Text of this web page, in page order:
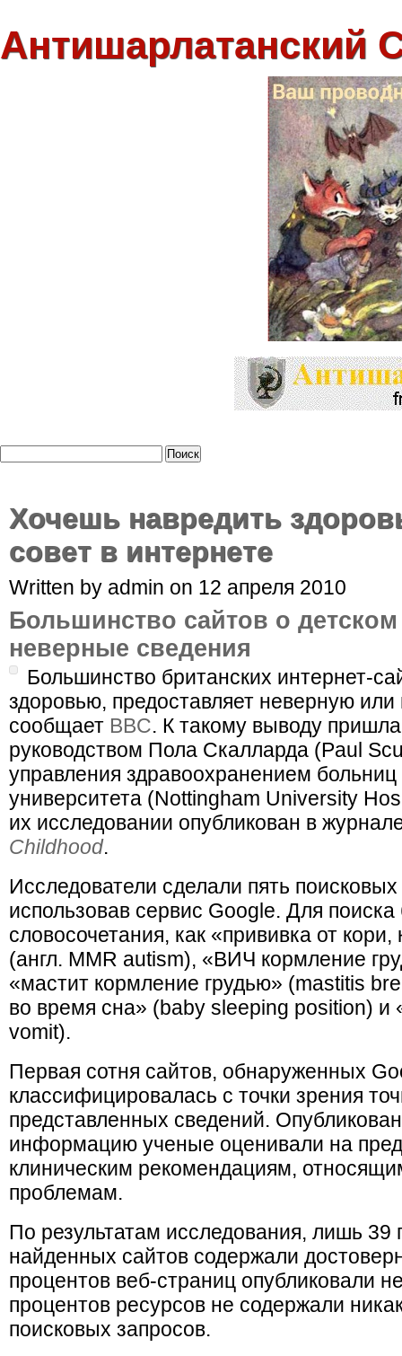
Антишарлатанский
Хочешь навредить
совет в интернете
Written by admin on 12 апреля 2010
Большинство сайтов о
неверные сведения
Большинство британских интернет-
здоровью, предоставляет неверную
сообщает BBC. К такому выводу
руководством Пола Скалларда (Paul
управления здравоохранением больниц
университета (Nottingham University
их исследовании опубликован в
Childhood.
Исследователи сделали пять
использовав сервис Google. Для
словосочетания, как «прививка от
(англ. ММR autism), «ВИЧ кормление
«мастит кормление грудью» (mastitis
во время сна» (baby sleeping position) и
vomit).
Первая сотня сайтов, обнаруженных
классифицировалась с точки зрения
представленных сведений.
информацию ученые оценивали на
клиническим рекомендациям,
проблемам.
По результатам исследования, лишь 39
найденных сайтов содержали
процентов веб-страниц опубликовали
процентов ресурсов не содержали
поисковых запросов.